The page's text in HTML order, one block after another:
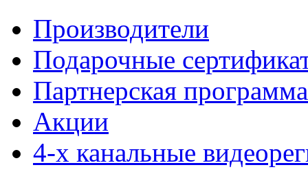
Производители
Подарочные
Партнерская программа
Акции
4-х канальные